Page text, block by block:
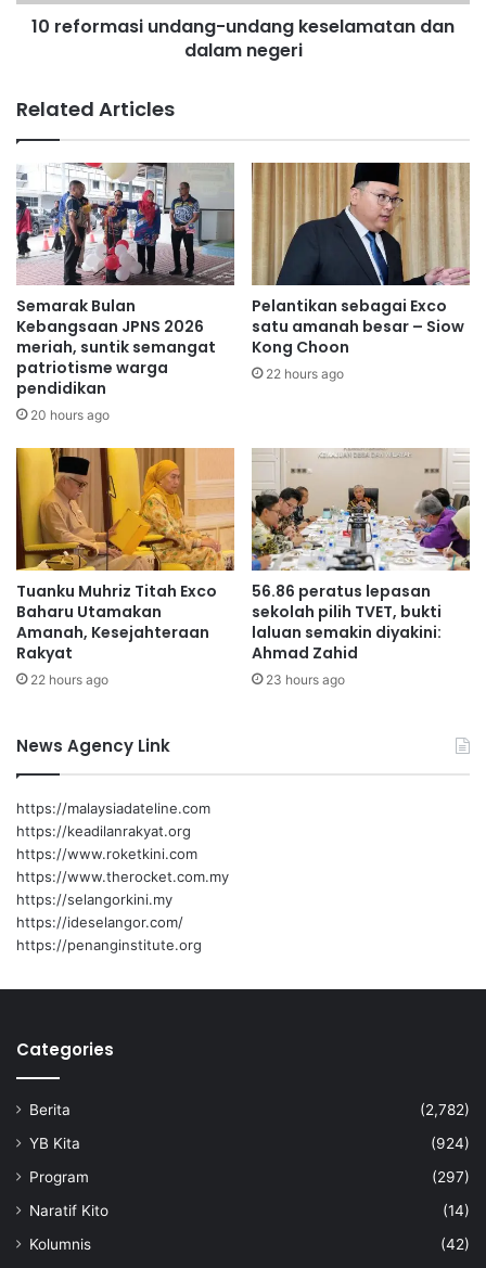
n
a
a
n
M
P
P
a
d
a
l
a
s
a
t
u
k
e
s
a
l
a
h
d
a
n
g
-
u
n
d
a
n
g
k
e
s
l
a
m
a
a
n
d
a
n
d
a
m
n
e
g
e
r
i
10 reformasi undang-undang keselamatan dan
dalam negeri
Related Articles
Semarak Bulan
Kebangsaan JPNS 2026
meriah, suntik semangat
patriotisme warga
pendidikan
20 hours ago
Pelantikan sebagai Exco
satu amanah besar – Siow
Kong Choon
22 hours ago
Tuanku Muhriz Titah Exco
Baharu Utamakan
Amanah, Kesejahteraan
Rakyat
22 hours ago
56.86 peratus lepasan
sekolah pilih TVET, bukti
laluan semakin diyakini:
Ahmad Zahid
23 hours ago
News Agency Link
https://malaysiadateline.com
https://keadilanrakyat.org
https://www.roketkini.com
https://www.therocket.com.my
https://selangorkini.my
https://ideselangor.com/
https://penanginstitute.org
Categories
Berita
(2,782)
YB Kita
(924)
Program
(297)
Naratif Kito
(14)
Kolumnis
(42)